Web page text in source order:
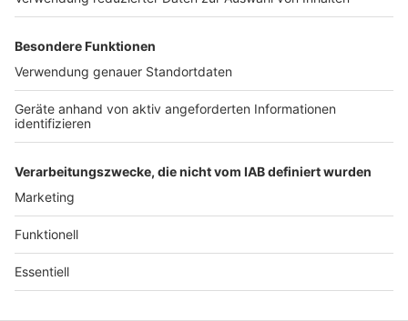
Archiv
Teilnahme­bedingungen
Geschäfts­bedingungen
ANTENNE BAYERN GROUP
Grounding Page ROCK
ANTENNE
Studio-Hotline
Datenschutz­erklärung
Cookie- und Drittanbieter-